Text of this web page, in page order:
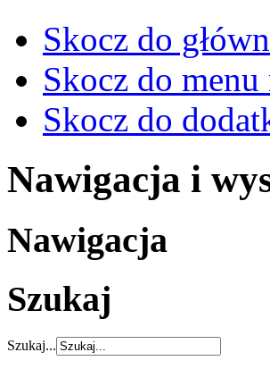
Skocz do
Skocz do
Skocz do
Nawigacja i
Nawigacja
Szukaj
Szukaj...